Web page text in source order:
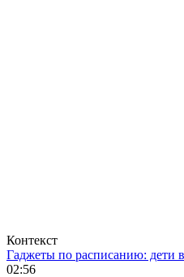
Контекст
Гаджеты по расписанию: дети
02:56